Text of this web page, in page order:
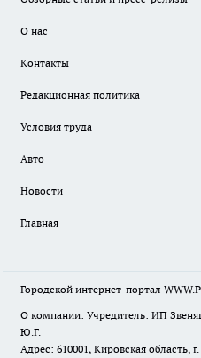
О нас
Контакты
Редакционная политика
Условия труда
Авто
Новости
Главная
Городской интернет-портал
О компании: Учредитель: ИП
Ю.Г.
Адрес: 610001, Кировская область,